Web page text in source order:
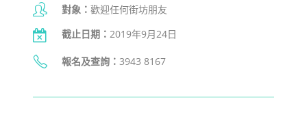
對象： 歡迎任何街坊朋友
截止日期： 2019年9月24日
報名及查詢： 3943 8167